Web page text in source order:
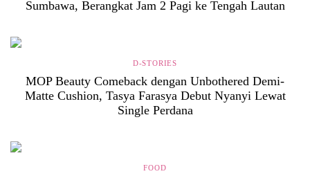
Sumbawa, Berangkat Jam 2 Pagi ke Tengah Lautan
D-STORIES
MOP Beauty Comeback dengan Unbothered Demi-
Matte Cushion, Tasya Farasya Debut Nyanyi Lewat
Single Perdana
FOOD